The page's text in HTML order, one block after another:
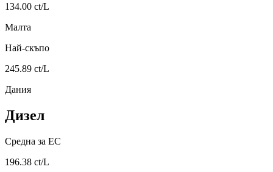
134.00 ct/L
Малта
Най-скъпо
245.89 ct/L
Дания
Дизел
Средна за ЕС
196.38 ct/L